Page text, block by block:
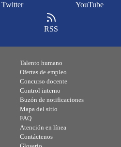
Twitter YouTube
RSS
Talento humano
Ofertas de empleo
Concurso docente
Control interno
Buzón de notificaciones
Mapa del sitio
FAQ
Atención en línea
Contáctenos